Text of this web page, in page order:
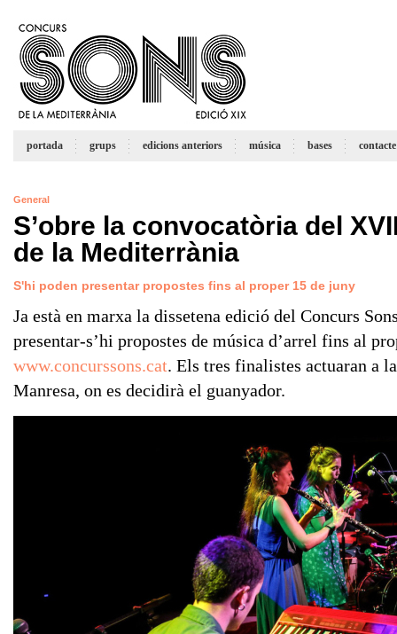
portada grups edicions anteriors música bases contacte
General
S’obre la convocatòria del
de la Mediterrània
S'hi poden presentar propostes fins al proper 15 de juny
Ja està en marxa la dissetena edició del Concurs
presentar-s’hi propostes de música d’arrel fins al
www.concurssons.cat. Els tres finalistes actuaran a
Manresa, on es decidirà el guanyador.